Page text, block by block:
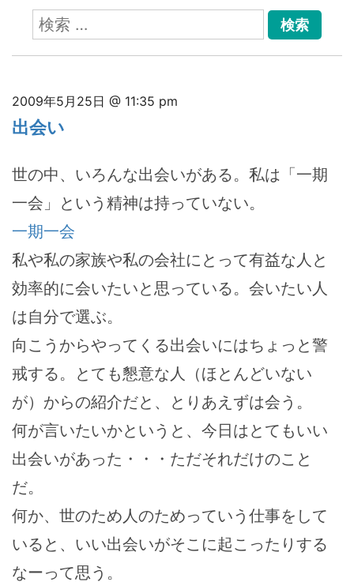
検
索:
2009年5月25日 @ 11:35 pm
出会い
世の中、いろんな出会いがある。私は「一期
一会」という精神は持っていない。
一期一会
私や私の家族や私の会社にとって有益な人と
効率的に会いたいと思っている。会いたい人
は自分で選ぶ。
向こうからやってくる出会いにはちょっと警
戒する。とても懇意な人（ほとんどいない
が）からの紹介だと、とりあえずは会う。
何が言いたいかというと、今日はとてもいい
出会いがあった・・・ただそれだけのこと
だ。
何か、世のため人のためっていう仕事をして
いると、いい出会いがそこに起こったりする
なーって思う。